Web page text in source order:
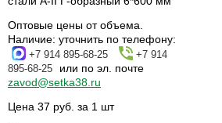
Оптовые цены от объема.
Наличие: уточнить по телефону:
+7 914 895-68-25
+7 914
895-68-25
или по эл. почте
zavod@setka38.ru
Цена 37 руб. за 1 шт